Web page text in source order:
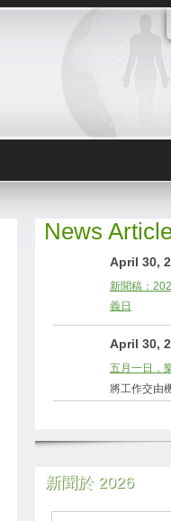
News
April 30,
新聞稿：
義日
April 30,
五月一日，
將工作交由
新聞於 2026